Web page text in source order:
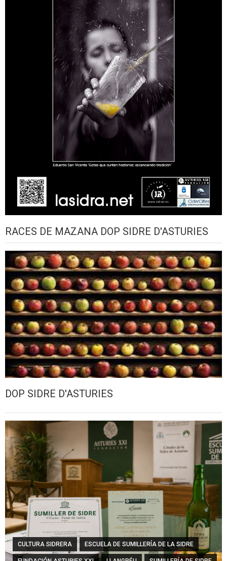
RACES DE MAZANA DOP SIDRE D'ASTURIES
DOP SIDRE D'ASTURIES
CULTURA SIDRERA ESCUELA DE SUMILLERÍA DE LA SIDRE